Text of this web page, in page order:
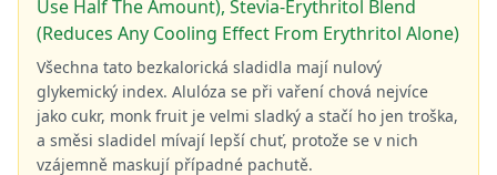
Use Half The Amount), Stevia-Erythritol Blend
(Reduces Any Cooling Effect From Erythritol Alone)
Všechna tato bezkalorická sladidla mají nulový
glykemický index. Alulóza se při vaření chová nejvíce
jako cukr, monk fruit je velmi sladký a stačí ho jen troška,
a směsi sladidel mívají lepší chuť, protože se v nich
vzájemně maskují případné pachutě.